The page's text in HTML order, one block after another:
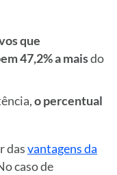
que
47,2% a maisdo
o percentual
dasvantagens da
caso de